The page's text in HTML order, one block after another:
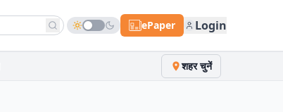
ePaper Login
शहर चुनें